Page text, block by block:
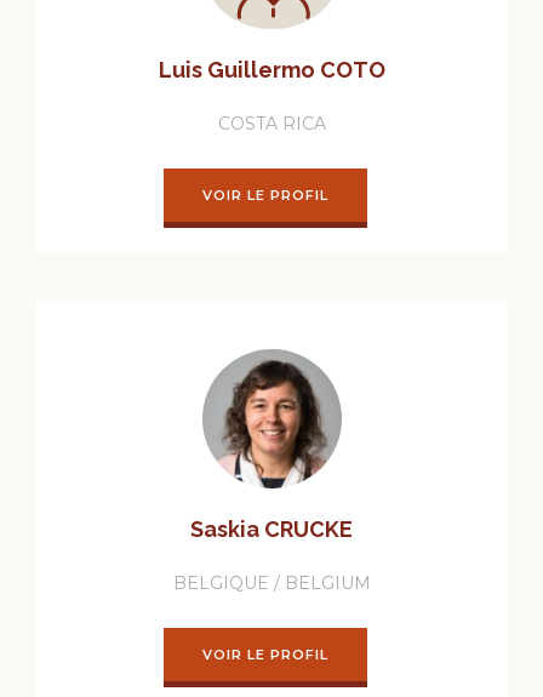
Luis Guillermo COTO
COSTA RICA
VOIR LE PROFIL
Saskia CRUCKE
BELGIQUE / BELGIUM
VOIR LE PROFIL